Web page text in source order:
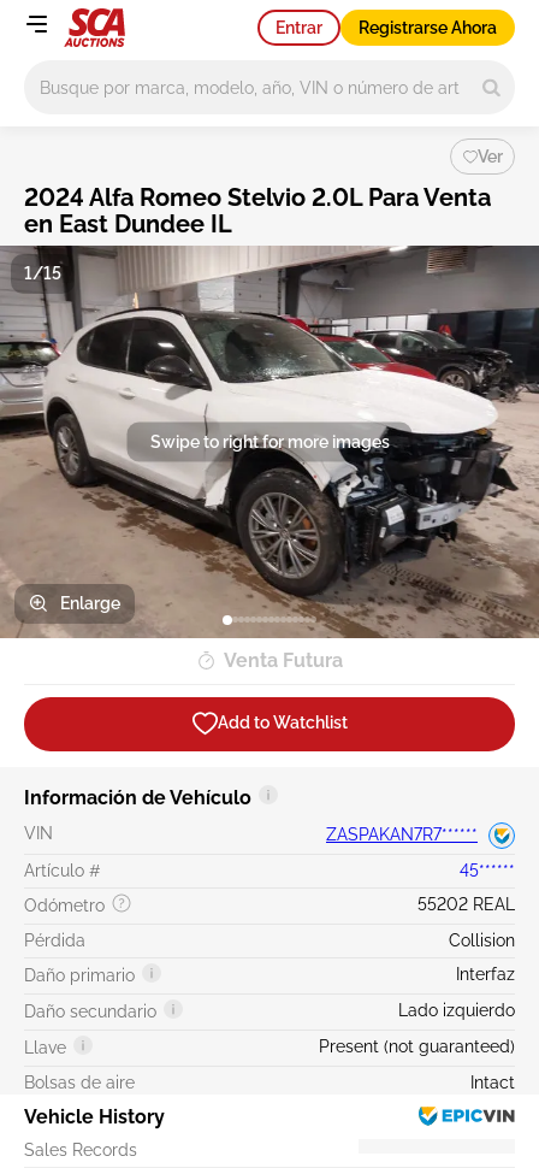
Entrar Registrarse Ahora
Ver
2024 Alfa Romeo Stelvio 2.0L Para Venta
en East Dundee IL
Swipe to right for more images
1/15
Enlarge
Venta Futura
Add to Watchlist
Información de Vehículo
VIN
ZASPAKAN7R7******
Artículo #
45******
Odómetro
55202 REAL
Pérdida
Collision
Daño primario
Interfaz
Daño secundario
Lado izquierdo
Llave
Present (not guaranteed)
Bolsas de aire
Intact
Vehicle History
Sales Records